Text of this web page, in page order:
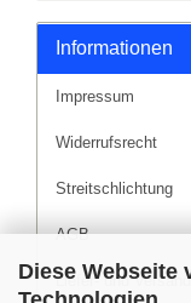
Diese Webseite
Informationen
Impressum
Widerrufsrecht
Streitschlichtung
AGB
Liefer- und